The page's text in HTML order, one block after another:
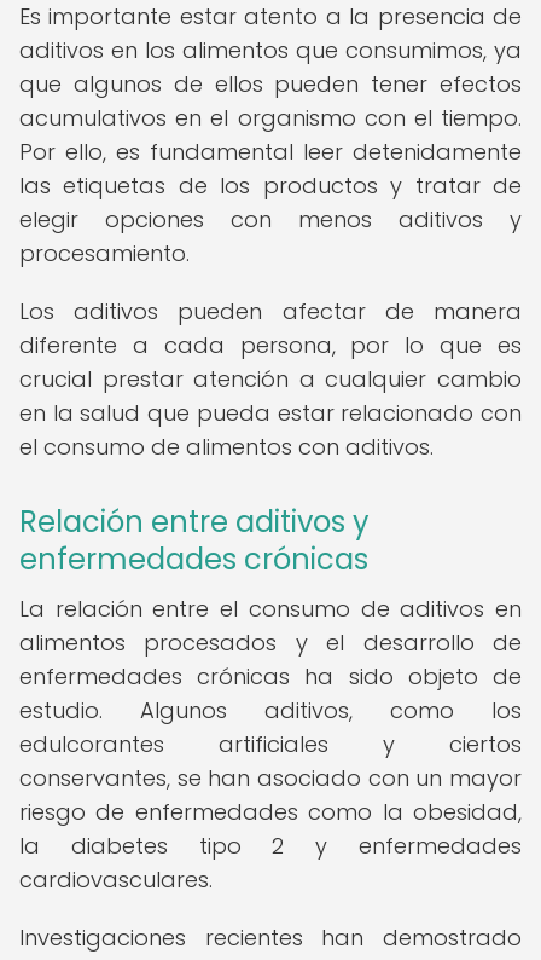
Es importante estar atento a la presencia de
aditivos en los alimentos que consumimos, ya
que algunos de ellos pueden tener efectos
acumulativos en el organismo con el tiempo.
Por ello, es fundamental leer detenidamente
las etiquetas de los productos y tratar de
elegir opciones con menos aditivos y
procesamiento.
Los aditivos pueden afectar de manera
diferente a cada persona, por lo que es
crucial prestar atención a cualquier cambio
en la salud que pueda estar relacionado con
el consumo de alimentos con aditivos.
Relación entre aditivos y
enfermedades crónicas
La relación entre el consumo de aditivos en
alimentos procesados y el desarrollo de
enfermedades crónicas ha sido objeto de
estudio. Algunos aditivos, como los
edulcorantes artificiales y ciertos
conservantes, se han asociado con un mayor
riesgo de enfermedades como la obesidad,
la diabetes tipo 2 y enfermedades
cardiovasculares.
Investigaciones recientes han demostrado